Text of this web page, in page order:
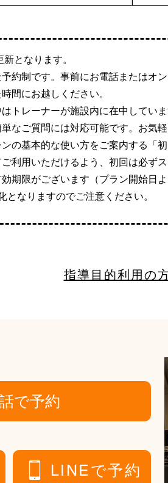
となります。
約制です。事前にお電話またはオ
間にお越しください。
トレーナーが施設内に在中してい
なご質問には対応可能です。お気軽
の基本的な使い方をご案内する「
利用いただけるよう、初回は必ず
期限がございます（プラン開始日よ
なりますのでご注意ください。
指導目的利用の
で予約
LINEで予約